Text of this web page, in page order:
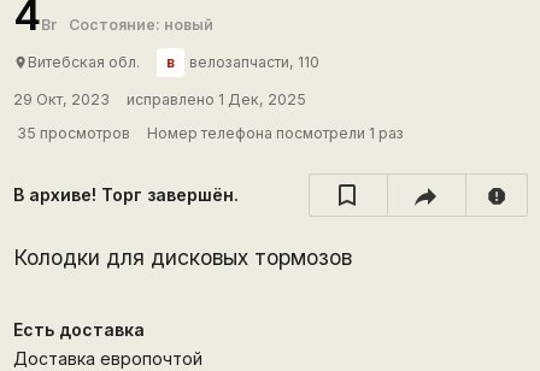
4Br Состояние: новый
place Витебская обл. в велозапчасти, 110
29 Окт, 2023
исправлено 1 Дек, 2025
35 просмотров
Номер телефона посмотрели 1 раз
В архиве! Торг завершён. report
Колодки для дисковых тормозов
Есть доставка
Доставка европочтой